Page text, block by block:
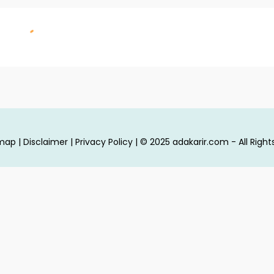
| Disclaimer| Privacy Policy| © 2025 adakarir.com - All